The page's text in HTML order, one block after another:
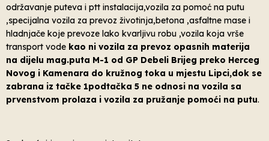
održavanje puteva i ptt instalacija,vozila za pomoć na putu
,specijalna vozila za prevoz životinja,betona ,asfaltne mase i
hladnjače koje prevoze lako kvarljivu robu ,vozila koja vrše
transport vode kao ni vozila za prevoz opasnih materija
na dijelu mag.puta M-1 od GP Debeli Brijeg preko Herceg
Novog i Kamenara do kružnog toka u mjestu Lipci,dok se
zabrana iz tačke 1podtačka 5 ne odnosi na vozila sa
prvenstvom prolaza i vozila za pružanje pomoći na putu.